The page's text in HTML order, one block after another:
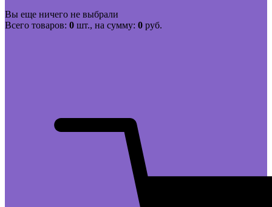
Вы еще ничего не выбрали
Всего товаров: 0 шт., на сумму: 0 руб.